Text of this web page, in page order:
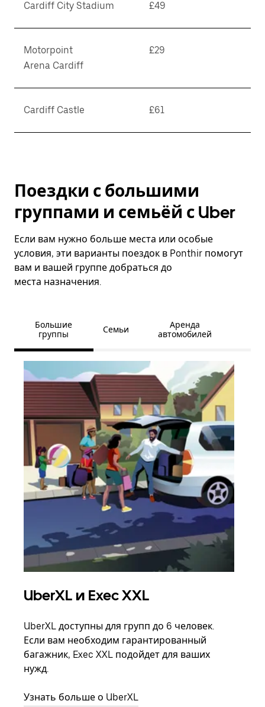
Cardiff City Stadium £49
Motorpoint
Arena Cardiff
£29
Cardiff Castle £61
Поездки с большими
группами и семьёй с Uber
Если вам нужно больше места или особые
условия, эти варианты поездок в Ponthir помогут
вам и вашей группе добраться до
места назначения.
Большие
группы
Семьи
Аренда
автомобилей
UberXL и Exec XXL
UberXL доступны для групп до 6 человек.
Если вам необходим гарантированный
багажник, Exec XXL подойдет для ваших
нужд.
Узнать больше о UberXL